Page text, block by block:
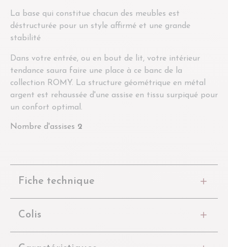
La base qui constitue chacun des meubles est
déstructurée pour un style affirmé et une grande
stabilité
Dans votre entrée, ou en bout de lit, votre intérieur
tendance saura faire une place à ce banc de la
collection ROMY. La structure géométrique en métal
argent est rehaussée d'une assise en tissu surpiqué pour
un confort optimal.
Nombre d'assises 2
Fiche technique
Colis